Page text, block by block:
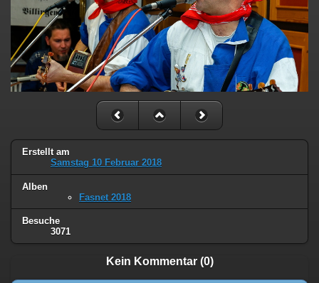
Erstellt am
Samstag 10 Februar 2018
Alben
Fasnet 2018
Besuche
3071
Kein Kommentar (0)